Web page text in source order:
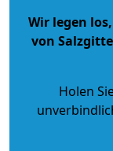
Wir legen
von
Holen